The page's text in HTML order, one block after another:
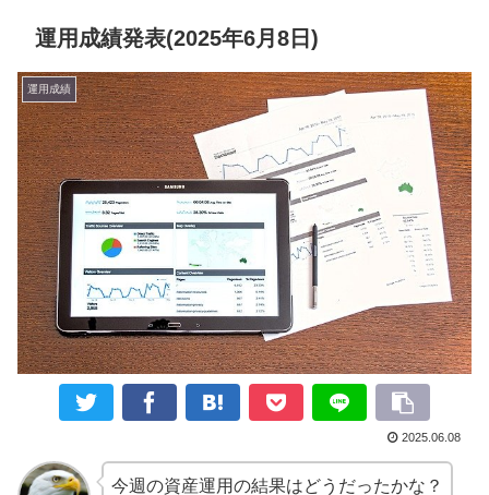
運用成績発表(2025年6月8日)
運用成績
2025.06.08
今週の資産運用の結果はどうだったかな？